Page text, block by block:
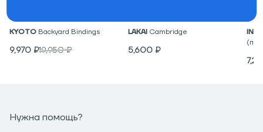
Крепления для вейкборда
KYOTO Backyard Bindings
9,970 ₽19,950₽
LAKAI Cambridge
5,600 ₽
Нужна помощь?